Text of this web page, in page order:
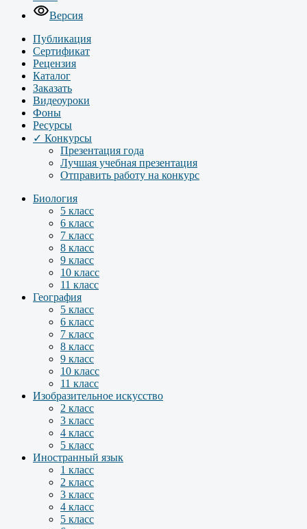
Версия
Публикация
Сертификат
Рецензия
Каталог
Заказать
Видеоуроки
Фоны
Ресурсы
✓ Конкурсы
Презентация года
Лучшая учебная презентация
Отправить работу на конкурс
Биология
5 класс
6 класс
7 класс
8 класс
9 класс
10 класс
11 класс
География
5 класс
6 класс
7 класс
8 класс
9 класс
10 класс
11 класс
Изобразительное искусство
2 класс
3 класс
4 класс
5 класс
Иностранный язык
1 класс
2 класс
3 класс
4 класс
5 класс